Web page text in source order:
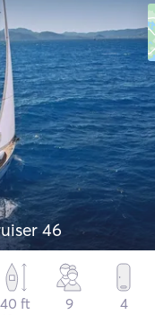
46
40 ft
9 4